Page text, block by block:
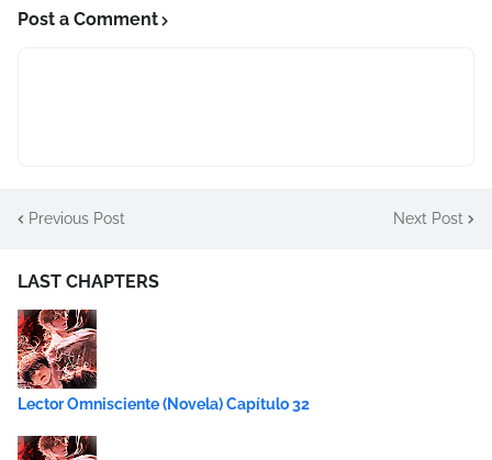
Post a Comment
Previous Post Next Post
LAST CHAPTERS
Lector Omnisciente (Novela) Capítulo 32